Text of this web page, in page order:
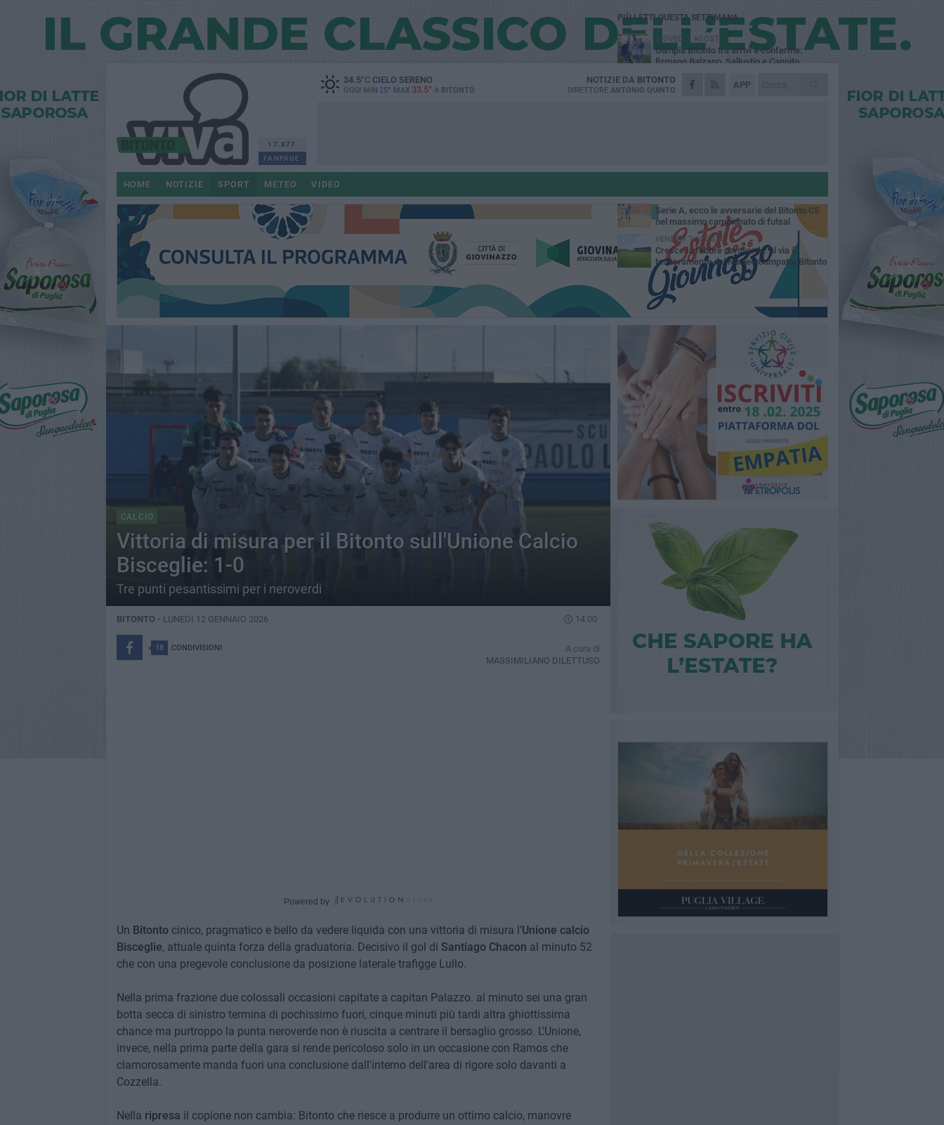
17.877
FANPAGE
34.5°CCIELO SERENO
OGGI MIN 25° MAX 33.5° A BITONTO
APP
NOTIZIE DA BITONTO
DIRETTORE ANTONIO QUINTO
HOME NOTIZIE SPORT METEO VIDEO
CALCIO
Vittoria di misura per il Bitonto sull'Unione Calcio
Bisceglie: 1-0
Tre punti pesantissimi per i neroverdi
BITONTO - LUNEDÌ 12 GENNAIO 2026 14.00
18 CONDIVISIONI
A cura di
MASSIMILIANO DILETTUSO
Powered by
Un Bitonto cinico, pragmatico e bello da vedere liquida con una vittoria di misura l'Unione calcio
Bisceglie, attuale quinta forza della graduatoria. Decisivo il gol di Santiago Chacon al minuto 52
che con una pregevole conclusione da posizione laterale trafigge Lullo.
Nella prima frazione due colossali occasioni capitate a capitan Palazzo. al minuto sei una gran
botta secca di sinistro termina di pochissimo fuori, cinque minuti più tardi altra ghiottissima
chance ma purtroppo la punta neroverde non è riuscita a centrare il bersaglio grosso. L'Unione,
invece, nella prima parte della gara si rende pericoloso solo in un occasione con Ramos che
clamorosamente manda fuori una conclusione dall'interno dell'area di rigore solo davanti a
Cozzella.
Nella ripresa il copione non cambia: Bitonto che riesce a produrre un ottimo calcio, manovre
PIÙ LETTI QUESTA SETTIMANA
GIOVEDÌ 6 AGOSTO
Olimpia Bitonto tra arrivi e conferme:
firmano Balzano, Sallustio e Cannito
LUNEDÌ 3 AGOSTO
Bitonto C5, mercato senza sosta: arriva
Bitonto C5, colpo da novanta: arriva la
MERCOLEDÌ 5 AGOSTO
Serie A, ecco le avversarie del Bitonto C5
nel massimo campionato di futsal
VENERDÌ 7 AGOSTO
Cresce la febbre neroverde: al via il
tesseramento del Nucleo Compatto Bitonto